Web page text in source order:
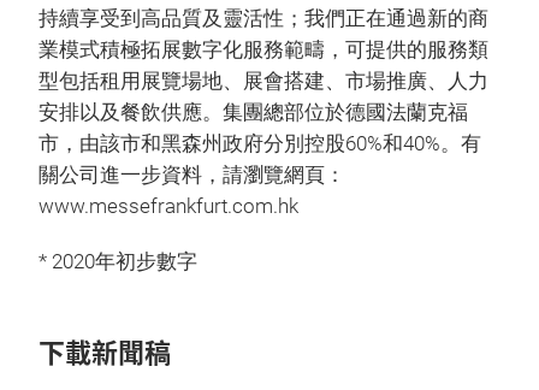
持續享受到高品質及靈活性；我們正在通過新的商
業模式積極拓展數字化服務範疇，可提供的服務類
型包括租用展覽場地、展會搭建、市場推廣、人力
安排以及餐飲供應。集團總部位於德國法蘭克福
市，由該市和黑森州政府分別控股60%和40%。有
關公司進一步資料，請瀏覽網頁：
www.messefrankfurt.com.hk
* 2020年初步數字
下載新聞稿